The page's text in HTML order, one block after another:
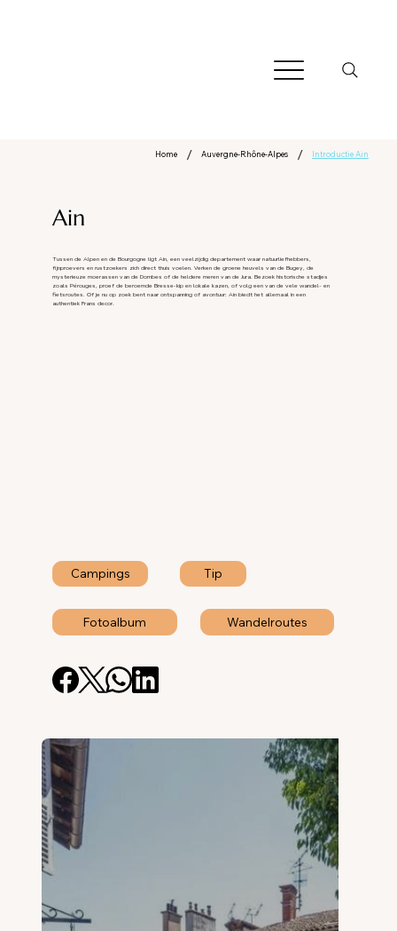
Home / Auvergne-Rhône-Alpes / Introductie Ain
Ain
Tussen de Alpen en de Bourgogne ligt Ain, een veelzijdig departement waar natuurliefhebbers,
fijnproevers en rustzoekers zich direct thuis voelen. Verken de groene heuvels van de Bugey, de
mysterieuze moerassen van de Dombes of de heldere meren van de Jura. Bezoek historische stadjes
zoals Pérouges, proef de beroemde Bresse-kip en lokale kazen, of volg een van de vele wandel- en
fietsroutes. Of je nu op zoek bent naar ontspanning of avontuur: Ain biedt het allemaal in een
authentiek Frans decor.
Campings Tip
Fotoalbum Wandelroutes